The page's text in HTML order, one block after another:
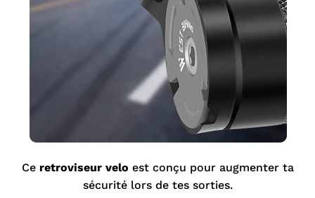
Ce retroviseur velo est conçu pour augmenter ta
sécurité lors de tes sorties.